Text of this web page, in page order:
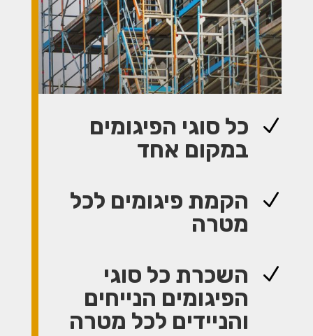
N
כל סוגי הפיגומים
במקום אחד
N
הקמת פיגומים לכל
מטרה
N
השכרת כל סוגי
הפיגומים הנייחים
והניידים לכל מטרה